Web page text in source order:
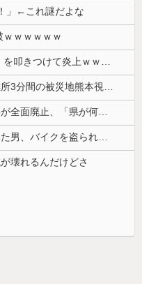
」←これ謎だよな
ｗｗｗｗｗｗ
【悲報】 有吉、一般人に「ド正論」を叩きつけて炎上ｗｗｗｗｗｗｗｗ
【悲報】共同通信「高市総理、避難所3分間の被災地熊本視察動画に批判！」 → 内閣報道官「避難所視察は51分間！大変な状況の中で、1時間近く受け入れていただき、感謝！」
兵庫県の左派の既得利権を斎藤知事が全面廃止、「県が何をするねん？」と存在意義そのものが不明で……
【爆笑ｗ】バッグひったくりを試みた男、バイクを盗られる！
壊れるんだけどさ